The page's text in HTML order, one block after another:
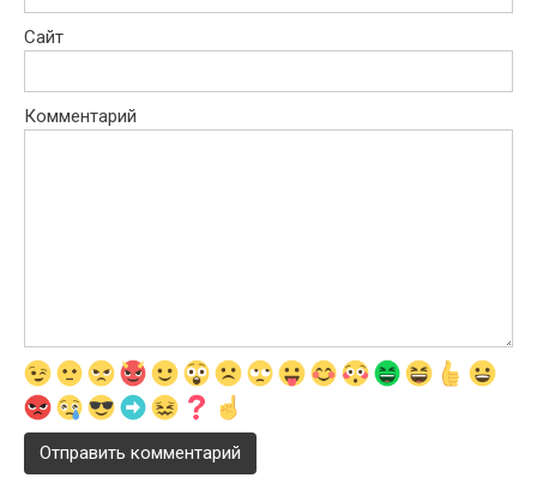
Сайт
Комментарий